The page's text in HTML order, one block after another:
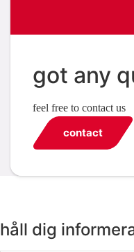
got any
feel free to contact us
contact
håll dig